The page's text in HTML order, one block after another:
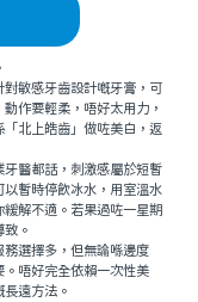
敏感牙齒設計嘅牙膏，可
作要輕柔，唔好太用力，
北上皓齒」做咗美白，返
醫都話，刺激感屬於短暫
暫時停飲冰水，用室溫水
解不適。若果過咗一星期
。
選擇多，但無論喺邊度
唔好完全依賴一次性美
遠方法。